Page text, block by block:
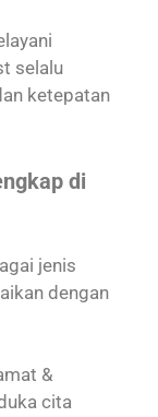
selalu
ketepatan
di
jenis
dengan
&
cita